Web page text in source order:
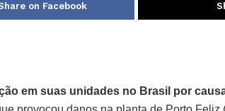
on Facebook
em suas unidades no Brasil por